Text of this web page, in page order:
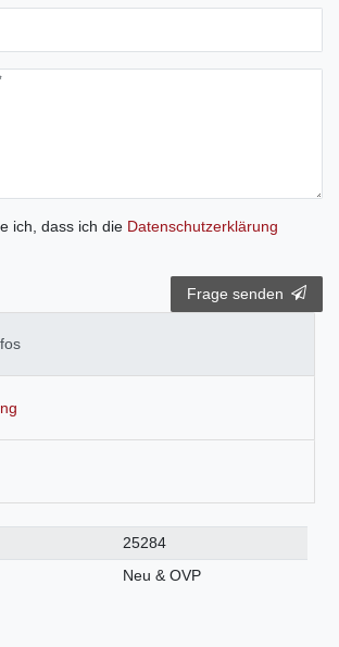
ich, dass ich die Daten­schutz­erklärung
Frage senden
25284
Neu & OVP